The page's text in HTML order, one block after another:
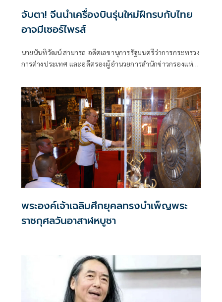
จับตา! จีนนำเครื่องบินรุ่นใหม่ฝึกรบกับไทย
อาจมีเซอร์ไพรส์
นายนันทิวัฒน์ สามารถ อดีตเลขานุการรัฐมนตรีว่าการกระทรวง
การต่างประเทศ และอดีตรองผู้อำนวยการสำนักข่าวกรองแห่ง
พระองค์เจ้าเฉลิมศึกยุคลทรงบำเพ็ญพระ
ราชกุศลวันอาสาฬหบูชา